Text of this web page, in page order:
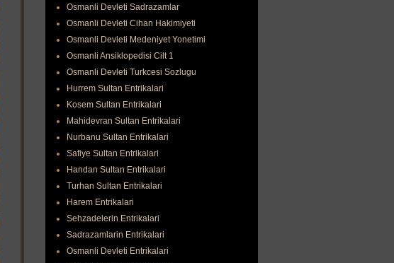
Osmanli Devleti Sadrazamlar
Osmanli Devleti Cihan Hakimiyeti
Osmanli Devleti Medeniyet Yonetimi
Osmanli Ansiklopedisi Cilt 1
Osmanli Devleti Turkcesi Sozlugu
Hurrem Sultan Entrikalari
Kosem Sultan Entrikalari
Mahidevran Sultan Entrikalari
Nurbanu Sultan Entrikalari
Safiye Sultan Entrikalari
Handan Sultan Entrikalari
Turhan Sultan Entrikalari
Harem Entrikalari
Sehzadelerin Entrikalari
Sadrazamlarin Entrikalari
Osmanli Devleti Entrikalari